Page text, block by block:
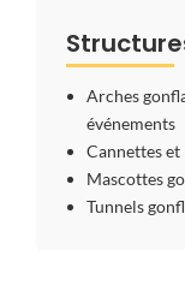
Arches
événements
Cannettes et
Mascottes
Tunnels